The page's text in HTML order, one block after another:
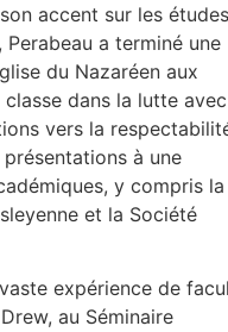
accent sur les études
a terminé une
du Nazaréen aux
dans la lutte
vers la
à une
y compris la
et la Société
expérience de
au Séminaire